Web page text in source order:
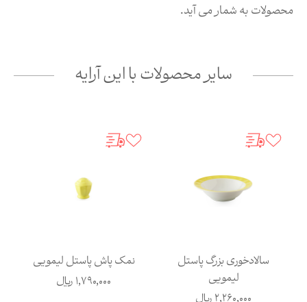
محصولات به شمار می آید.
سایر محصولات با این آرایه
سالادخوری بزرگ پاستل
لیمویی
نمک پاش پاستل لیمویی
1,790,000ریال